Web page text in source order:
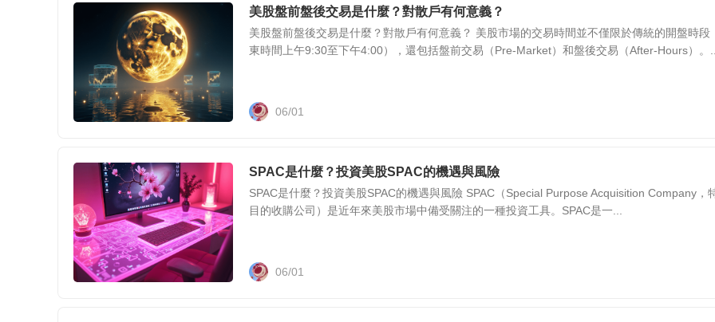
美股盤前盤後交易是什麼？對散戶有何意義？
美股盤前盤後交易是什麼？對散戶有何意義？ 美股市場的交易時間並不僅限於傳統的開盤時段
東時間上午9:30至下午4:00），還包括盤前交易（Pre-Market）和盤後交易（After-Hours）。...
06/01
SPAC是什麼？投資美股SPAC的機遇與風險
SPAC是什麼？投資美股SPAC的機遇與風險 SPAC（Special Purpose Acquisition Company，
目的收購公司）是近年來美股市場中備受關注的一種投資工具。SPAC是一...
06/01